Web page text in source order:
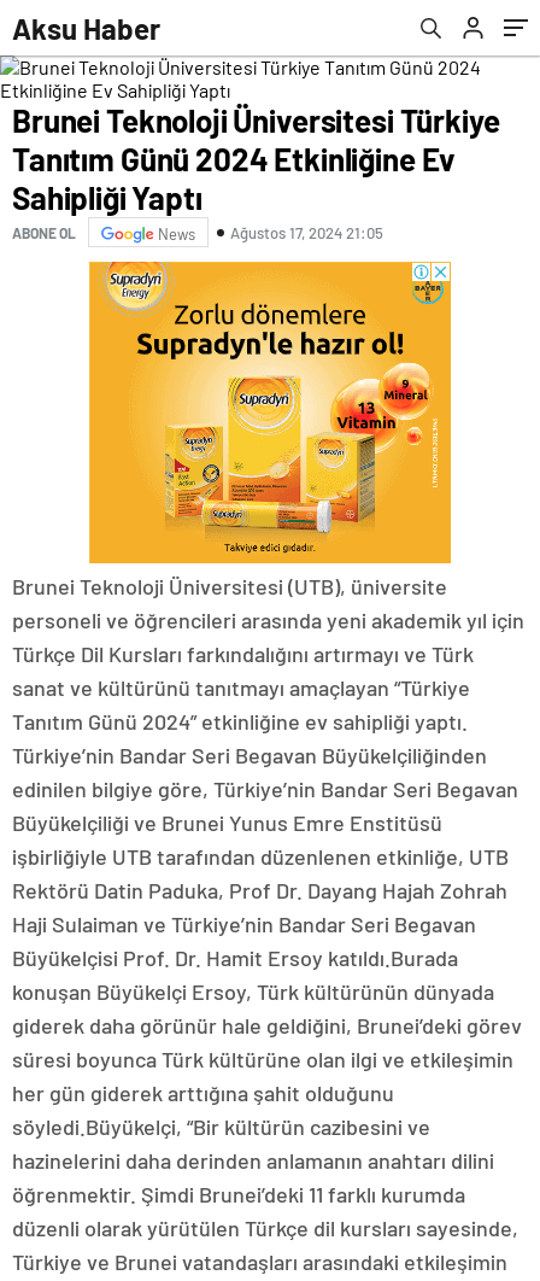
Aksu Haber
Brunei Teknoloji Üniversitesi Türkiye
Tanıtım Günü 2024 Etkinliğine Ev
Sahipliği Yaptı
ABONE OL News Ağustos 17, 2024 21:05
Brunei Teknoloji Üniversitesi (UTB), üniversite
personeli ve öğrencileri arasında yeni akademik yıl için
Türkçe Dil Kursları farkındalığını artırmayı ve Türk
sanat ve kültürünü tanıtmayı amaçlayan “Türkiye
Tanıtım Günü 2024” etkinliğine ev sahipliği yaptı.
Türkiye’nin Bandar Seri Begavan Büyükelçiliğinden
edinilen bilgiye göre, Türkiye’nin Bandar Seri Begavan
Büyükelçiliği ve Brunei Yunus Emre Enstitüsü
işbirliğiyle UTB tarafından düzenlenen etkinliğe, UTB
Rektörü Datin Paduka, Prof Dr. Dayang Hajah Zohrah
Haji Sulaiman ve Türkiye’nin Bandar Seri Begavan
Büyükelçisi Prof. Dr. Hamit Ersoy katıldı.Burada
konuşan Büyükelçi Ersoy, Türk kültürünün dünyada
giderek daha görünür hale geldiğini, Brunei’deki görev
süresi boyunca Türk kültürüne olan ilgi ve etkileşimin
her gün giderek arttığına şahit olduğunu
söyledi.Büyükelçi, “Bir kültürün cazibesini ve
hazinelerini daha derinden anlamanın anahtarı dilini
öğrenmektir. Şimdi Brunei’deki 11 farklı kurumda
düzenli olarak yürütülen Türkçe dil kursları sayesinde,
Türkiye ve Brunei vatandaşları arasındaki etkileşimin